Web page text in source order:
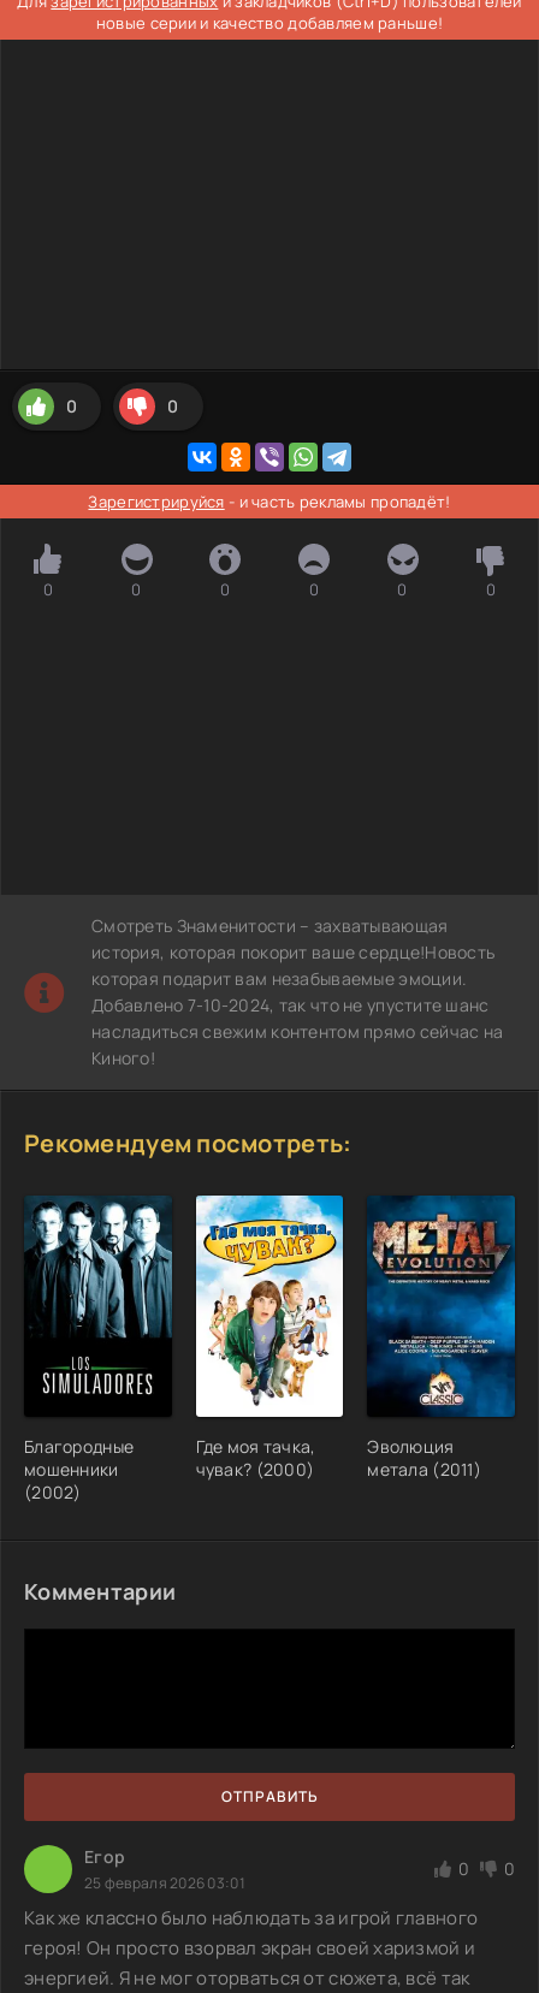
новые серии и качество добавляем раньше!
0 0
Зарегистрируйся - и часть рекламы пропадёт!
0 0 0 0 0 0
Смотреть Знаменитости – захватывающая
история, которая покорит ваше сердце!Новость
которая подарит вам незабываемые эмоции.
Добавлено 7-10-2024, так что не упустите шанс
насладиться свежим контентом прямо сейчас на
Киного!
Рекомендуем посмотреть:
Благородные
мошенники
(2002)
Где моя тачка,
чувак? (2000)
Эволюция
метала (2011)
Комментарии
ОТПРАВИТЬ
Егор
25 февраля 2026 03:01
0 0
Как же классно было наблюдать за игрой главного
героя! Он просто взорвал экран своей харизмой и
энергией. Я не мог оторваться от сюжета, всё так